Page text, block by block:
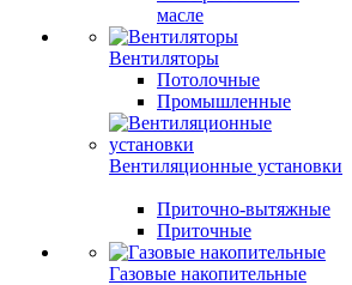
масле
Вентиляторы
Потолочные
Промышленные
Вентиляционные установки
Приточно-вытяжные
Приточные
Газовые накопительные